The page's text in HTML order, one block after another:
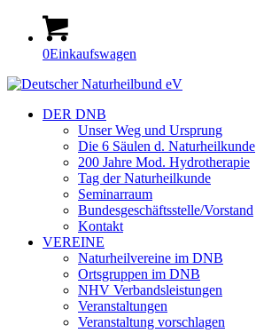
0Einkaufswagen
DER DNB
Unser Weg und Ursprung
Die 6 Säulen d. Naturheilkunde
200 Jahre Mod. Hydrotherapie
Tag der Naturheilkunde
Seminarraum
Bundesgeschäftsstelle/Vorstand
Kontakt
VEREINE
Naturheilvereine im DNB
Ortsgruppen im DNB
NHV Verbandsleistungen
Veranstaltungen
Veranstaltung vorschlagen